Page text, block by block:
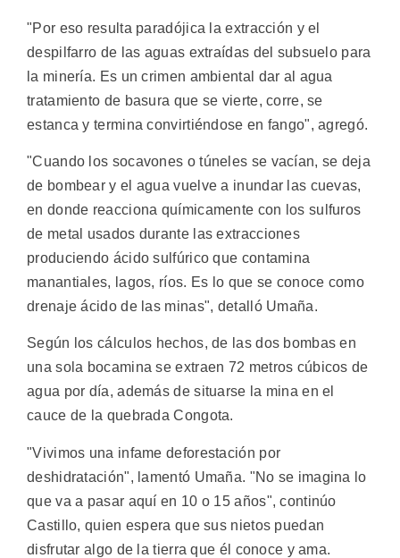
"Por eso resulta paradójica la extracción y el
despilfarro de las aguas extraídas del subsuelo para
la minería. Es un crimen ambiental dar al agua
tratamiento de basura que se vierte, corre, se
estanca y termina convirtiéndose en fango", agregó.
"Cuando los socavones o túneles se vacían, se deja
de bombear y el agua vuelve a inundar las cuevas,
en donde reacciona químicamente con los sulfuros
de metal usados durante las extracciones
produciendo ácido sulfúrico que contamina
manantiales, lagos, ríos. Es lo que se conoce como
drenaje ácido de las minas", detalló Umaña.
Según los cálculos hechos, de las dos bombas en
una sola bocamina se extraen 72 metros cúbicos de
agua por día, además de situarse la mina en el
cauce de la quebrada Congota.
"Vivimos una infame deforestación por
deshidratación", lamentó Umaña. "No se imagina lo
que va a pasar aquí en 10 o 15 años", continúo
Castillo, quien espera que sus nietos puedan
disfrutar algo de la tierra que él conoce y ama.